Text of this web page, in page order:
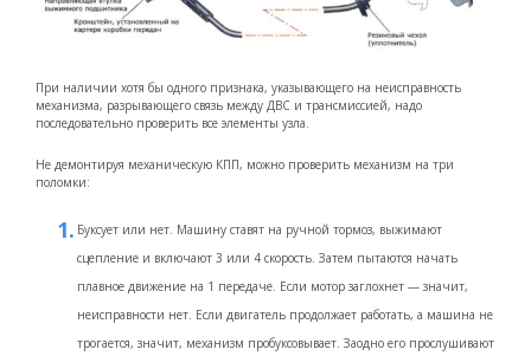
При наличии хотя бы одного признака, указывающего на неисправность
механизма, разрывающего связь между ДВС и трансмиссией, надо
последовательно проверить все элементы узла.
Не демонтируя механическую КПП, можно проверить механизм на три
поломки:
Буксует или нет. Машину ставят на ручной тормоз, выжимают
сцепление и включают 3 или 4 скорость. Затем пытаются начать
плавное движение на 1 передаче. Если мотор заглохнет — значит,
неисправности нет. Если двигатель продолжает работать, а машина не
трогается, значит, механизм пробуксовывает. Заодно его прослушивают